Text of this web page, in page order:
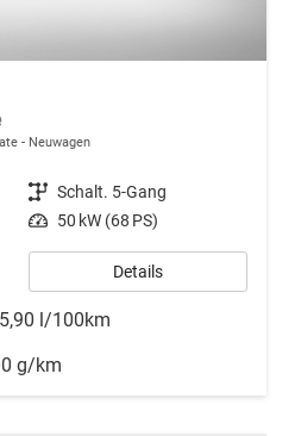
Neuwagen
Getriebe Schalt. 5-Gang
Leistung 50 kW (68 PS)
Details
5,90 l/100km
g/km